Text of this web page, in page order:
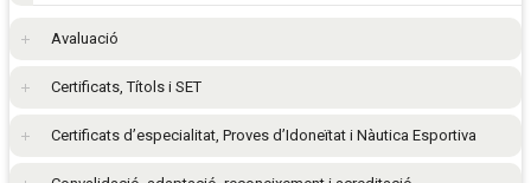
Avaluació
Certificats, Títols i SET
Certificats d’especialitat, Proves d’Idoneïtat i Nàutica Esportiva